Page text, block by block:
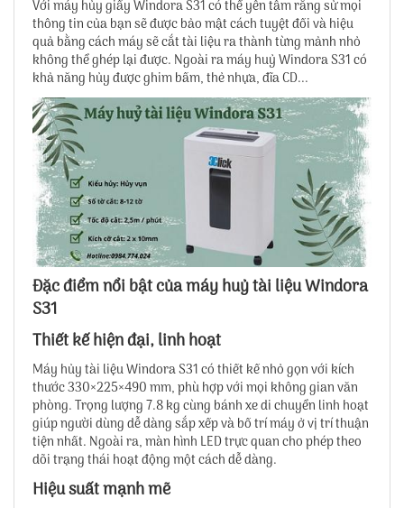
Với máy hủy giấy Windora S31 có thể yên tâm rằng sử mọi
thông tin của bạn sẽ được bảo mật cách tuyệt đối và hiệu
quả bằng cách máy sẽ cắt tài liệu ra thành từng mảnh nhỏ
không thể ghép lại được. Ngoài ra máy huỷ Windora S31 có
khả năng hủy được ghim bấm, thẻ nhựa, đĩa CD...
Đặc điểm nổi bật của máy huỷ tài liệu Windora
S31
Thiết kế hiện đại, linh hoạt
Máy hủy tài liệu Windora S31 có thiết kế nhỏ gọn với kích
thước 330×225×490 mm, phù hợp với mọi không gian văn
phòng. Trọng lượng 7.8 kg cùng bánh xe di chuyển linh hoạt
giúp người dùng dễ dàng sắp xếp và bố trí máy ở vị trí thuận
tiện nhất. Ngoài ra, màn hình LED trực quan cho phép theo
dõi trạng thái hoạt động một cách dễ dàng.
Hiệu suất mạnh mẽ